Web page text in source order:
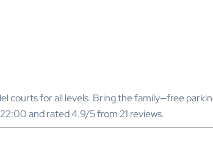
courts for all levels. Bring the family—free
and rated 4.9/5 from 21 reviews.